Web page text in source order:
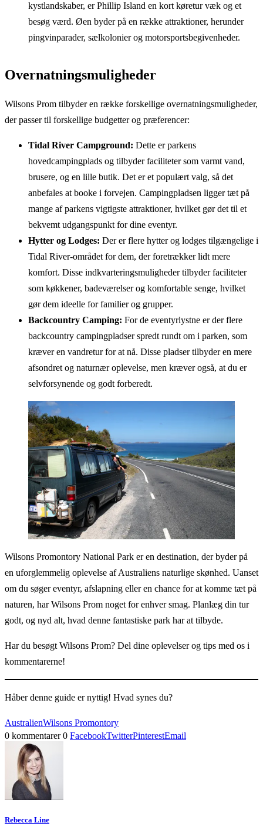
kystlandskaber, er Phillip Island en kort køretur væk og et
besøg værd. Øen byder på en række attraktioner, herunder
pingvinparader, sælkolonier og motorsportsbegivenheder.
Overnatningsmuligheder
Wilsons Prom tilbyder en række forskellige overnatningsmuligheder,
der passer til forskellige budgetter og præferencer:
Tidal River Campground: Dette er parkens
hovedcampingplads og tilbyder faciliteter som varmt vand,
brusere, og en lille butik. Det er et populært valg, så det
anbefales at booke i forvejen. Campingpladsen ligger tæt på
mange af parkens vigtigste attraktioner, hvilket gør det til et
bekvemt udgangspunkt for dine eventyr.
Hytter og Lodges: Der er flere hytter og lodges tilgængelige i
Tidal River-området for dem, der foretrækker lidt mere
komfort. Disse indkvarteringsmuligheder tilbyder faciliteter
som køkkener, badeværelser og komfortable senge, hvilket
gør dem ideelle for familier og grupper.
Backcountry Camping: For de eventyrlystne er der flere
backcountry campingpladser spredt rundt om i parken, som
kræver en vandretur for at nå. Disse pladser tilbyder en mere
afsondret og naturnær oplevelse, men kræver også, at du er
selvforsynende og godt forberedt.
Wilsons Promontory National Park er en destination, der byder på
en uforglemmelig oplevelse af Australiens naturlige skønhed. Uanset
om du søger eventyr, afslapning eller en chance for at komme tæt på
naturen, har Wilsons Prom noget for enhver smag. Planlæg din tur
godt, og nyd alt, hvad denne fantastiske park har at tilbyde.
Har du besøgt Wilsons Prom? Del dine oplevelser og tips med os i
kommentarerne!
Håber denne guide er nyttig! Hvad synes du?
AustralienWilsons Promontory
0 kommentarer 0 FacebookTwitterPinterestEmail
Rebecca Line